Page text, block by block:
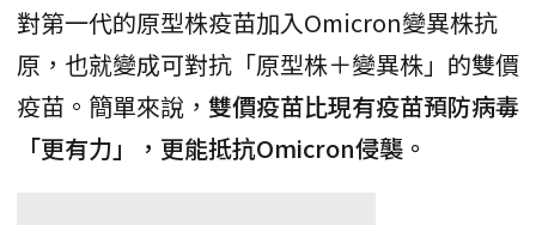
對第一代的原型株疫苗加入Omicron變異株抗
原，也就變成可對抗「原型株＋變異株」的雙價
疫苗。簡單來說， 雙價疫苗比現有疫苗預防病毒
「更有力」，更能抵抗Omicron侵襲。